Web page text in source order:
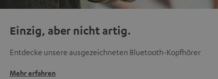
Einzig, aber nicht artig.
Entdecke unsere ausgezeichneten Bluetooth-Kopfhörer
Mehr erfahren